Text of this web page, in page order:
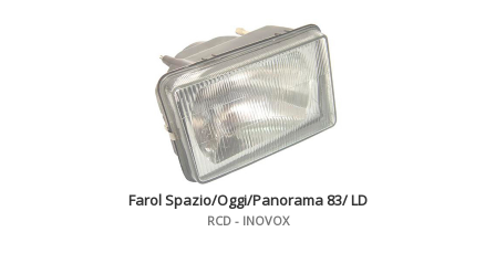
Farol Spazio/Oggi/Panorama 83/ LD
RCD - INOVOX